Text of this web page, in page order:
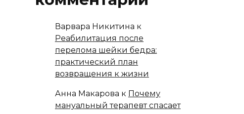
Варвара Никитина к
Реабилитация после
перелома шейки бедра:
практический план
возвращения к жизни
Анна Макарова к Почему
мануальный терапевт спасает